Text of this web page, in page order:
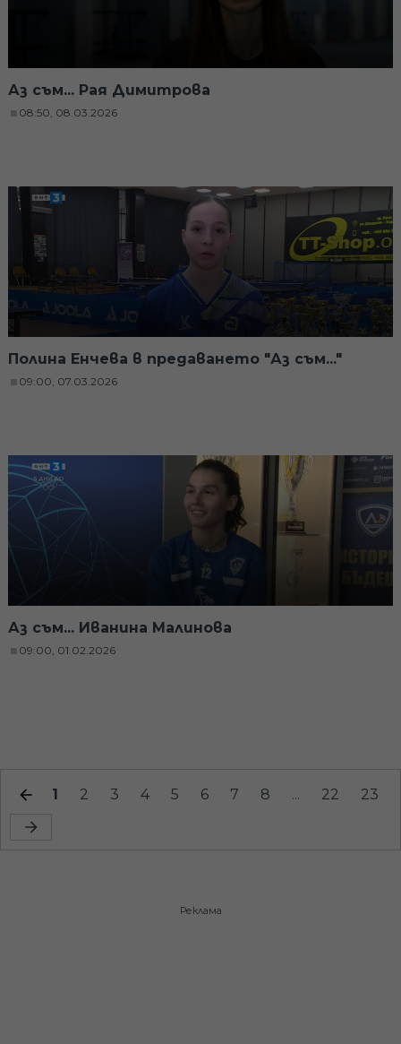
Аз съм... Рая Димитрова
08:50, 08.03.2026
Полина Енчева в предаването "Аз съм..."
09:00, 07.03.2026
Аз съм... Иванина Малинова
09:00, 01.02.2026
1 2 3 4 5 6 7 8 ... 22 23
Реклама